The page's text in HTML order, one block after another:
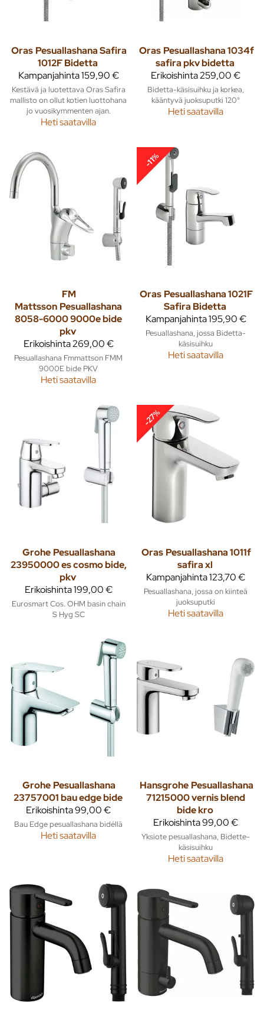
Oras Pesuallashana Safira
1012F Bidetta
Kampanjahinta159,90 €
Kestävä ja luotettava Oras Safira
mallisto on ollut kotien luottohana
jo vuosikymmenten ajan.
Heti saatavilla
Oras Pesuallashana 1034f
safira pkv bidetta
Erikoishinta259,00 €
Bidetta-käsisuihku ja korkea,
kääntyvä juoksuputki 120°
Heti saatavilla
FM
Mattsson Pesuallashana
8058-6000 9000e bide
pkv
Erikoishinta269,00 €
Pesuallashana Fmmattson FMM
9000E bide PKV
Heti saatavilla
-11%
Oras Pesuallashana 1021F
Safira Bidetta
Kampanjahinta195,90 €
Pesuallashana, jossa Bidetta-
käsisuihku
Heti saatavilla
Grohe Pesuallashana
23950000 es cosmo bide,
pkv
Erikoishinta199,00 €
Eurosmart Cos. OHM basin chain
S Hyg SC
-27%
Oras Pesuallashana 1011f
safira xl
Kampanjahinta123,70 €
Pesuallashana, jossa on kiinteä
juoksuputki
Heti saatavilla
Grohe Pesuallashana
23757001 bau edge bide
Erikoishinta99,00 €
Bau Edge pesuallashana bidéllä
Heti saatavilla
Hansgrohe Pesuallashana
71215000 vernis blend
bide kro
Erikoishinta99,00 €
Yksiote pesuallashana, Bidette-
käsisuihku
Heti saatavilla